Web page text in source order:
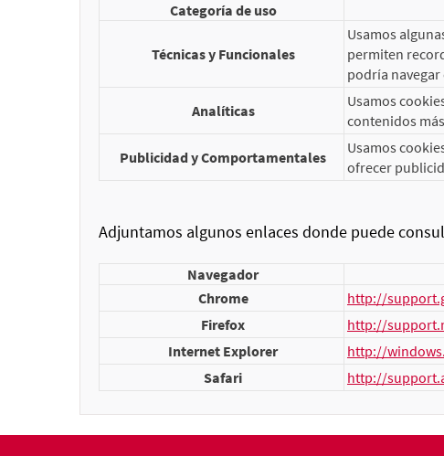
Categoría de uso
Técnicas y Funcionales
Usamos
permiten
podría
Analíticas
Usamos
contenidos
Publicidad y Comportamentales
Usamos
ofrecer
Adjuntamos algunos enlaces donde puede
Navegador
Chrome
http://
Firefox
http://
Internet Explorer
http://
Safari
http://